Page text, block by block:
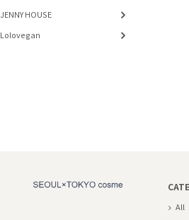
JENNY HOUSE
Lolovegan
All